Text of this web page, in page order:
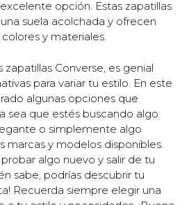
opción. Estas zapatillas
suela acolchada y ofrecen
y materiales.
zapatillas Converse, es genial
para variar tu estilo. En este
algunas opciones que
sea que estés buscando algo
o simplemente algo
marcas y modelos disponibles.
algo nuevo y salir de tu
sabe, podrías descubrir tu
Recuerda siempre elegir una